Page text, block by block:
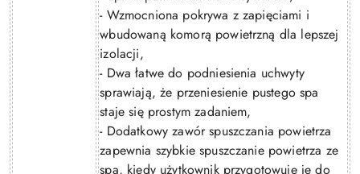
- Wzmocniona pokrywa z zapięciami i
wbudowaną komorą powietrzną dla lepszej
izolacji,
- Dwa łatwe do podniesienia uchwyty
sprawiają, że przeniesienie pustego spa
staje się prostym zadaniem,
- Dodatkowy zawór spuszczania powietrza
zapewnia szybkie spuszczanie powietrza ze
spa, kiedy użytkownik przygotowuje je do